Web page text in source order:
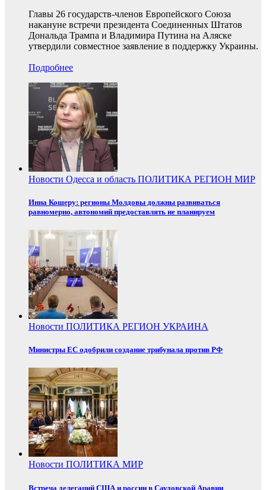
Главы 26 государств-членов Европейского Союза
накануне встречи президента Соединенных Штатов
Дональда Трампа и Владимира Путина на Аляске
утвердили совместное заявление в поддержку Украины.
Подробнее
Новости Одесса и область ПОЛИТИКА РЕГИОН МИР
Инна Кошеру: регионы Молдовы должны развиваться
равномерно, автономий предоставлять не планируем
Новости ПОЛИТИКА РЕГИОН УКРАИНА
Министры ЕС одобрили создание трибунала против РФ
Новости ПОЛИТИКА МИР
Встреча делегаций США и россии в Саудовской Аравии